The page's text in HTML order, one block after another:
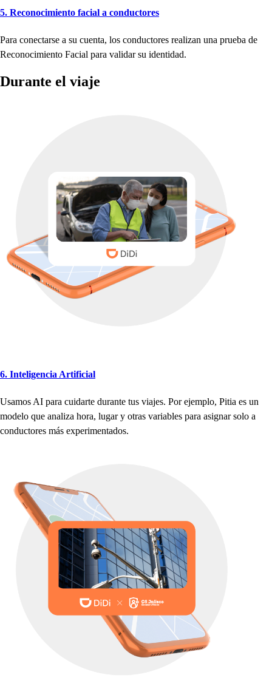
5. Reconocimiento facial a conductores
Para conectarse a su cuenta, los conductores realizan una prueba de
Reconocimiento Facial para validarsu identidad.
Durante el viaje
6. Inteligencia Artificial
Usamos AI para cuidarte durante tus viajes. Por ejemplo, Pitia es un
modelo que analiza hora, lugar y otras variables para asignarsolo a
conductores más experimentados.